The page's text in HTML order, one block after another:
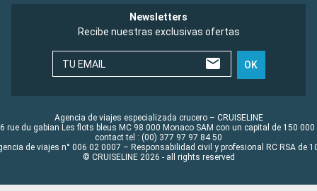
Newsletters
Recibe nuestras exclusivas ofertas
TU EMAIL OK
Agencia de viajes especializada crucero – CRUISELINE
rue du gabian Les flots bleus MC 98 000 Monaco SAM con un capital de 150 000
contact tel : (00) 377 97 97 84 50
de viajes n° 006 02 0007 – Responsabilidad civil y profesional RC RSA de
© CRUISELINE 2026 - all rights reserved